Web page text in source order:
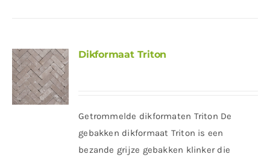
Dikformaat Triton
Getrommelde dikformaten Triton De
gebakken dikformaat Triton is een
bezande grijze gebakken klinker die